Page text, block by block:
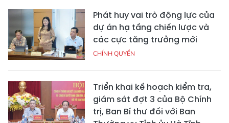
Phát huy vai trò động lực của
dự án hạ tầng chiến lược và
các cực tăng trưởng mới
CHÍNH QUYỀN
Triển khai kế hoạch kiểm tra,
giám sát đợt 3 của Bộ Chính
trị, Ban Bí thư đối với Ban